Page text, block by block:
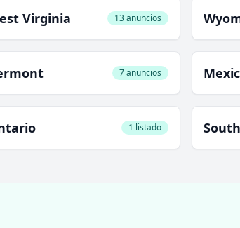
Virginia 13 anuncios
7 anuncios
1 listado